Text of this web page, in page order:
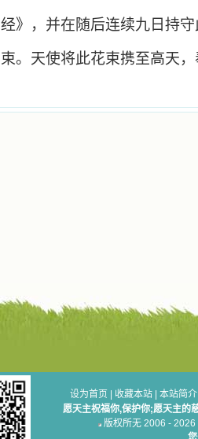
经》，并在随后连续九日持
束。天使将此花束携至高天
设为首页 收藏本站 本站简介
愿天主祝福你,保护你;愿天主的
版权所无 2006 -